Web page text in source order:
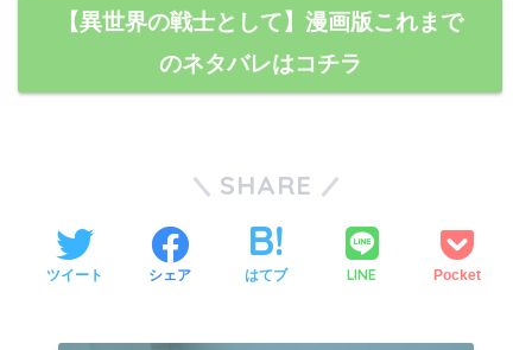
【異世界の戦士として】漫画版これまで
のネタバレはコチラ
SHARE
ツイート シェア はてブ LINE Pocket